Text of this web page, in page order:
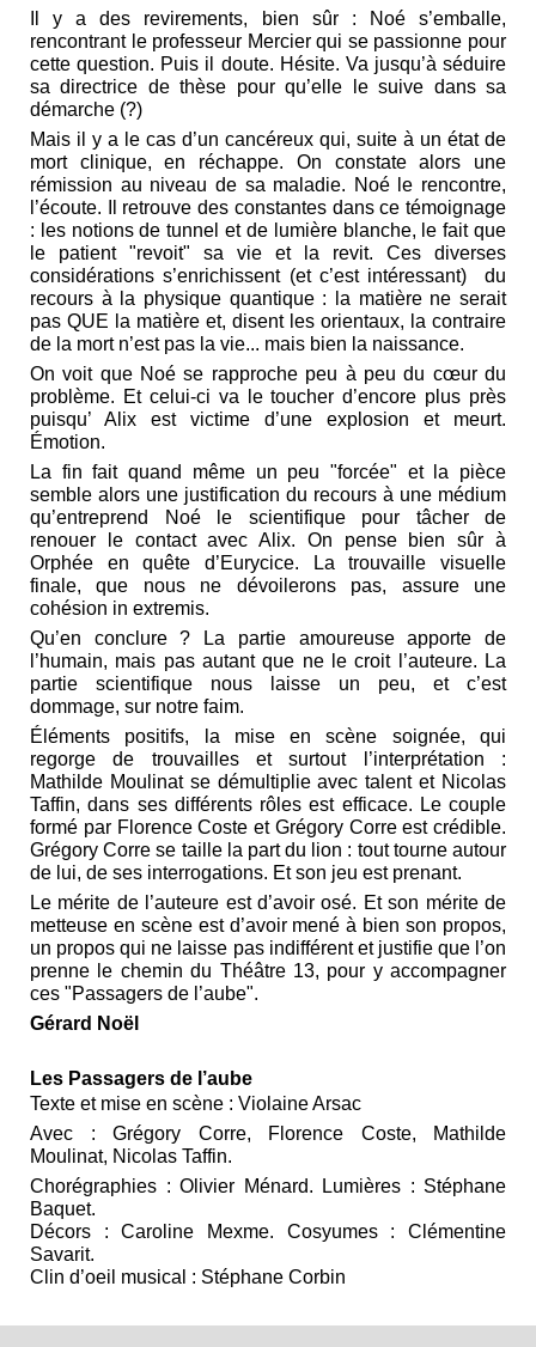
Il y a des revirements, bien sûr : Noé s’emballe,
rencontrant le professeur Mercier qui se passionne pour
cette question. Puis il doute. Hésite. Va jusqu’à séduire
sa directrice de thèse pour qu’elle le suive dans sa
démarche (?)
Mais il y a le cas d’un cancéreux qui, suite à un état de
mort clinique, en réchappe. On constate alors une
rémission au niveau de sa maladie. Noé le rencontre,
l’écoute. Il retrouve des constantes dans ce témoignage
: les notions de tunnel et de lumière blanche, le fait que
le patient "revoit" sa vie et la revit. Ces diverses
considérations s’enrichissent (et c’est intéressant) du
recours à la physique quantique : la matière ne serait
pas QUE la matière et, disent les orientaux, la contraire
de la mort n’est pas la vie... mais bien la naissance.
On voit que Noé se rapproche peu à peu du cœur du
problème. Et celui-ci va le toucher d’encore plus près
puisqu’ Alix est victime d’une explosion et meurt.
Émotion.
La fin fait quand même un peu "forcée" et la pièce
semble alors une justification du recours à une médium
qu’entreprend Noé le scientifique pour tâcher de
renouer le contact avec Alix. On pense bien sûr à
Orphée en quête d’Eurycice. La trouvaille visuelle
finale, que nous ne dévoilerons pas, assure une
cohésion in extremis.
Qu’en conclure ? La partie amoureuse apporte de
l’humain, mais pas autant que ne le croit l’auteure. La
partie scientifique nous laisse un peu, et c’est
dommage, sur notre faim.
Éléments positifs, la mise en scène soignée, qui
regorge de trouvailles et surtout l’interprétation :
Mathilde Moulinat se démultiplie avec talent et Nicolas
Taffin, dans ses différents rôles est efficace. Le couple
formé par Florence Coste et Grégory Corre est crédible.
Grégory Corre se taille la part du lion : tout tourne autour
de lui, de ses interrogations. Et son jeu est prenant.
Le mérite de l’auteure est d’avoir osé. Et son mérite de
metteuse en scène est d’avoir mené à bien son propos,
un propos qui ne laisse pas indifférent et justifie que l’on
prenne le chemin du Théâtre 13, pour y accompagner
ces "Passagers de l’aube".
Gérard Noël
Les Passagers de l’aube
Texte et mise en scène : Violaine Arsac
Avec : Grégory Corre, Florence Coste, Mathilde
Moulinat, Nicolas Taffin.
Chorégraphies : Olivier Ménard. Lumières : Stéphane
Baquet.
Décors : Caroline Mexme. Cosyumes : Clémentine
Savarit.
Clin d’oeil musical : Stéphane Corbin